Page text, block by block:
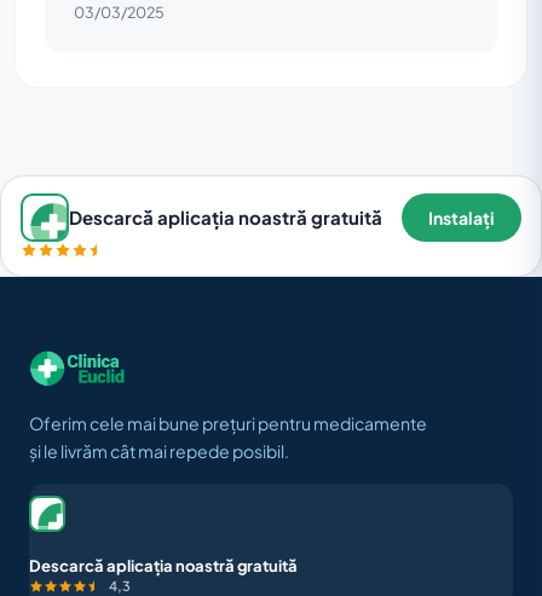
03/03/2025
Descarcă aplicația noastră gratuită Instalați
Oferim cele mai bune prețuri pentru medicamente
și le livrăm cât mai repede posibil.
Descarcă aplicația noastră gratuită
4,3